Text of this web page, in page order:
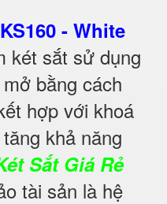
- White
két sắt sử dụng
bằng cách
hợp với khoá
khả năng
Sắt Giá Rẻ
tài sản là hệ